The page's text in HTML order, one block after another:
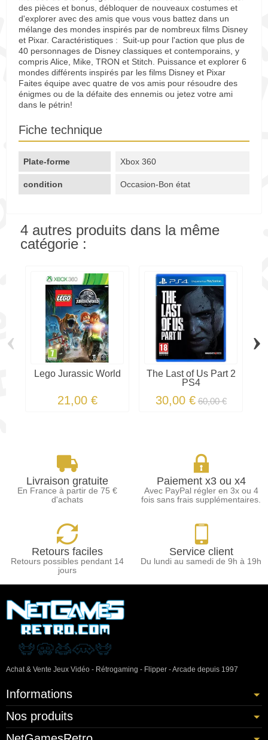
des pièces et bonus, débloquer de nouveaux costumes et
d'explorer avec des amis que vous vous battez dans un
mélange des mondes inspirés par de nombreux films Disney
et Pixar. Caractéristiques : Suit-up pour l'action que plus de
40 personnages de Disney classiques et contemporains, y
compris Alice, Mike, TRON et Stitch. Puissance et explorer 6
mondes différents inspirés par les films Disney et Pixar
Faites équipe avec quatre de vos amis pour résoudre des
énigmes ou de la défaite des ennemis ou jetez votre ami
dans le pétrin!
Fiche technique
Plate-forme Xbox 360
condition Occasion-Bon état
4 autres produits dans la même
catégorie :
Lego Jurassic World
21,00 €
The Last of Us Part 2
PS4
30,00 € 60,00 €
‹ ›
Livraison gratuite
En France à partir de 75 €
d'achats
Paiement x3 ou x4
Avec PayPal régler en 3x ou 4
fois sans frais supplémentaires.
Retours faciles
Retours possibles pendant 14
jours
Service client
Du lundi au samedi de 9h à 19h
Achat & Vente Jeux Vidéo - Rétrogaming - Flipper - Arcade depuis 1997
Informations
Nos produits